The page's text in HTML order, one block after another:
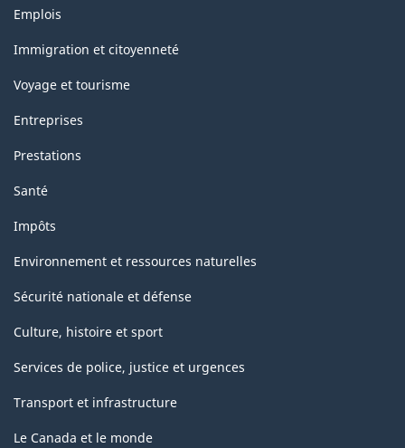
Thèmes
sujets
Emplois
Immigration et citoyenneté
Voyage et tourisme
Entreprises
Prestations
Santé
Impôts
Environnement et ressources naturelles
Sécurité nationale et défense
Culture, histoire et sport
Services de police, justice et urgences
Transport et infrastructure
Le Canada et le monde